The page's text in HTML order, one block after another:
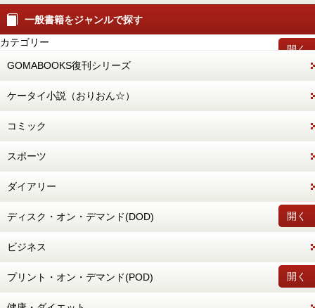
一般書籍をジャンルで探す
開く
カテゴリー
GOMABOOKS復刊シリーズ
ケータイ小説（おりおん☆）
コミック
スポーツ
ダイアリー
開く
ディスク・オン・デマンド(DOD)
ビジネス
開く
プリント・オン・デマンド(POD)